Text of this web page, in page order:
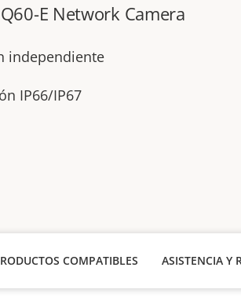
E Network Camera
independiente
IP66/IP67
COMPATIBLES ASISTENCIA Y